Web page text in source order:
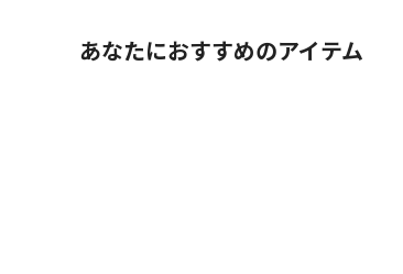
あなたにおすすめのアイテム